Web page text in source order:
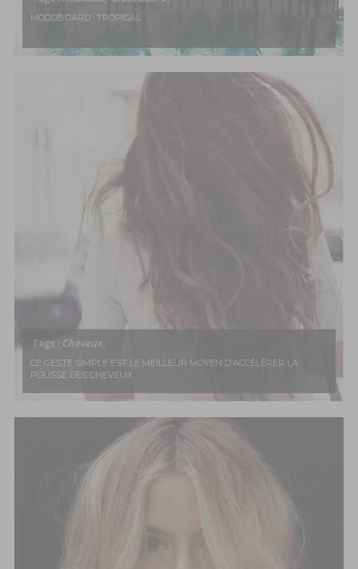
MOODBOARD : TROPICAL
Tags : Cheveux,
CE GESTE SIMPLE EST LE MEILLEUR MOYEN D’ACCÉLÉRER LA
POUSSE DES CHEVEUX
MODE, BEAUTÉ, DÉCO,
LIFESTYLE
Inspirations, style et sélections
shopping
directement dans votre boite